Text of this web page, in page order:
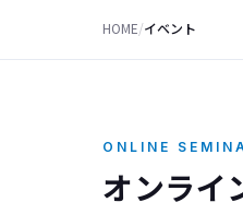
HOME/イベント
ONLINE
オンライ